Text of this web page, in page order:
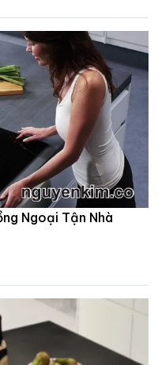
Ngoại Tận Nhà